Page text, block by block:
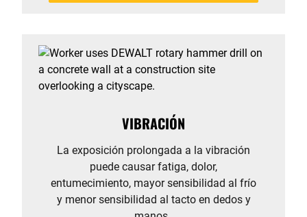
VIBRACIÓN
La exposición prolongada a la vibración
puede causar fatiga, dolor,
entumecimiento, mayor sensibilidad al frío
y menor sensibilidad al tacto en dedos y